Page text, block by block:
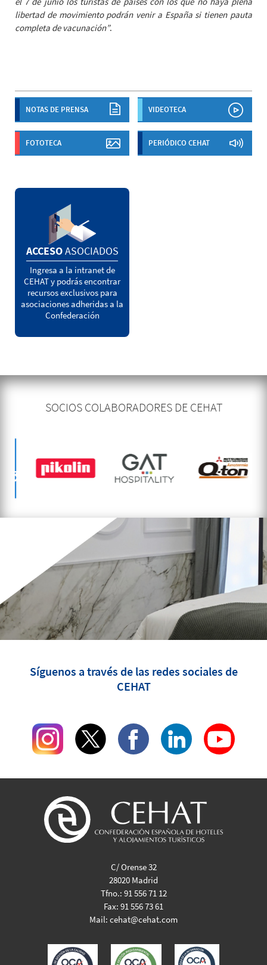
NOTAS DE PRENSA VIDEOTECA
FOTOTECA PERIÓDICO CEHAT
ACCESOASOCIADOS
Ingresa a la intranet de
CEHAT y podrás encontrar
recursos exclusivos para
asociaciones adheridas a la
Confederación
libertad de movimiento podrán venir a España si tienen pauta
completa de vacunación”.
SOCIOS COLABORADORES DE CEHAT
Síguenos a través de las redes sociales de
CEHAT
C/ Orense 32
28020 Madrid
Tfno.: 91 556 71 12
Fax: 91 556 73 61
Mail: cehat@cehat.com